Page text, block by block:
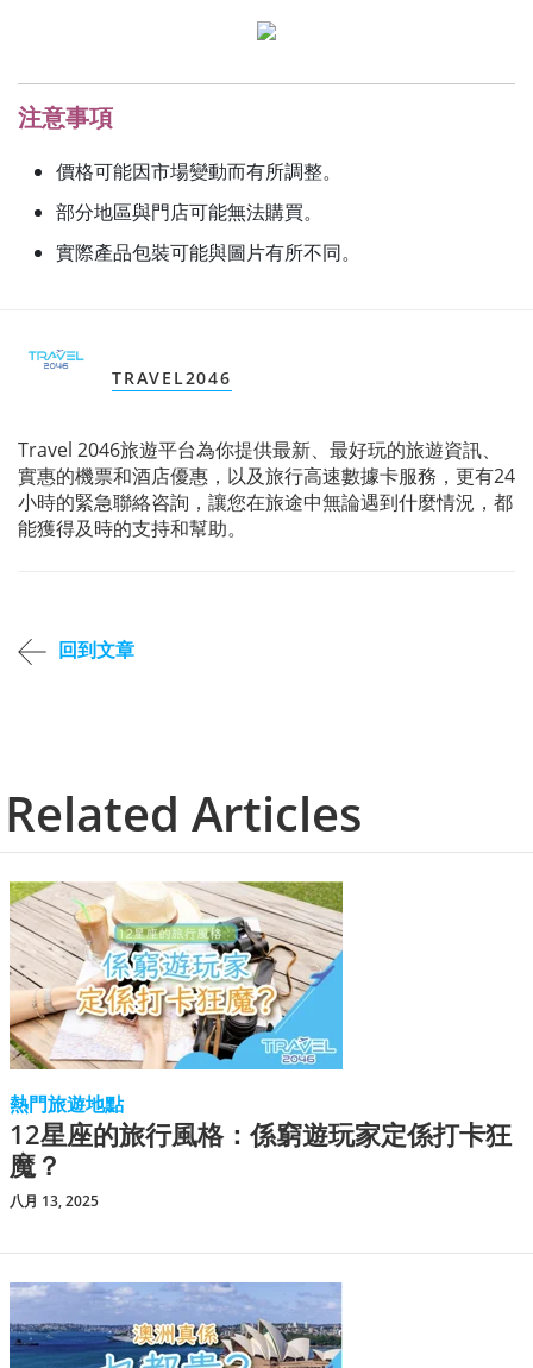
注意事項
價格可能因市場變動而有所調整。
部分地區與門店可能無法購買。
實際產品包裝可能與圖片有所不同。
TRAVEL2046
Travel 2046旅遊平台為你提供最新、最好玩的旅遊資訊、
實惠的機票和酒店優惠，以及旅行高速數據卡服務，更有24
小時的緊急聯絡咨詢，讓您在旅途中無論遇到什麼情況，都
能獲得及時的支持和幫助。
回到文章
Related Articles
熱門旅遊地點
12星座的旅行風格：係窮遊玩家定係打卡狂
魔？
八月 13, 2025